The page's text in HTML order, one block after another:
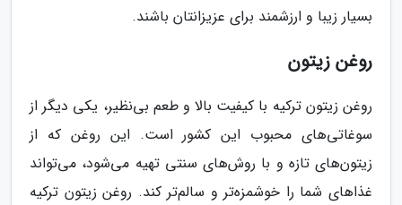
بسیار زیبا و ارزشمند برای عزیزانتان باشند.
روغن زیتون
روغن زیتون ترکیه با کیفیت بالا و طعم بی‌نظیر، یکی دیگر از
سوغاتی‌های محبوب این کشور است. این روغن که از
زیتون‌های تازه و با روش‌های سنتی تهیه می‌شود، می‌تواند
غذاهای شما را خوشمزه‌تر و سالم‌تر کند. روغن زیتون ترکیه